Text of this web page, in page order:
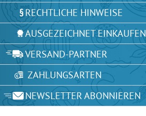
RECHTLICHE HINWEISE
AUSGEZEICHNET EINKAUFEN
VERSAND-PARTNER
ZAHLUNGSARTEN
NEWSLETTER ABONNIEREN